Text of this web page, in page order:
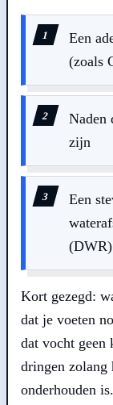
Een
(zoals
Naden
zijn
Een
(DWR)
Kort gezegd:
dat je voeten
dat vocht geen
dringen zolang
onderhouden is.